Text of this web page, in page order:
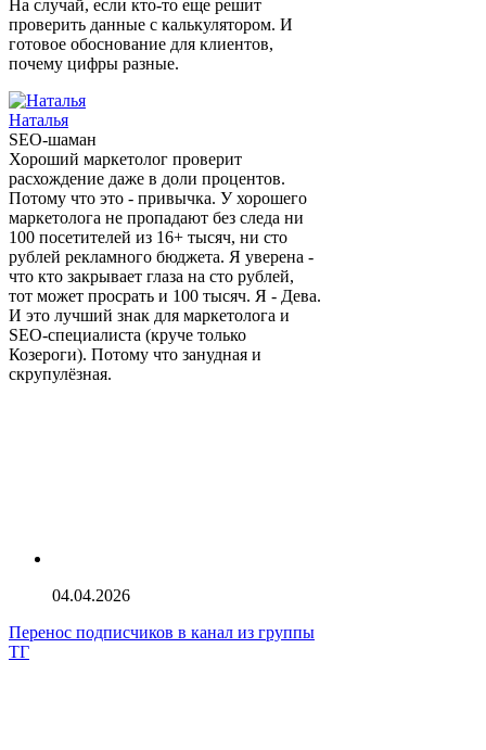
На случай, если кто-то еще решит
проверить данные с калькулятором. И
готовое обоснование для клиентов,
почему цифры разные.
Наталья
SEO-шаман
Хороший маркетолог проверит
расхождение даже в доли процентов.
Потому что это - привычка. У хорошего
маркетолога не пропадают без следа ни
100 посетителей из 16+ тысяч, ни сто
рублей рекламного бюджета. Я уверена -
что кто закрывает глаза на сто рублей,
тот может просрать и 100 тысяч. Я - Дева.
И это лучший знак для маркетолога и
SEO-специалиста (круче только
Козероги). Потому что занудная и
скрупулёзная.
04.04.2026
Перенос подписчиков в канал из группы
ТГ